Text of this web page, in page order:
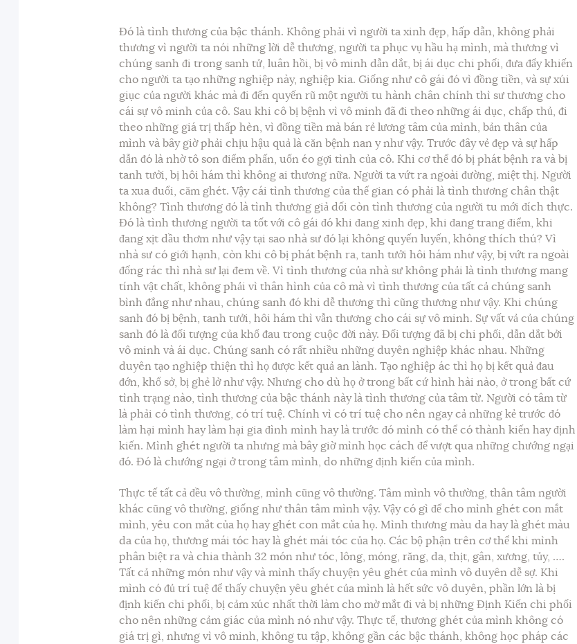
Đó là tình thương của bậc thánh. Không phải vì người ta xinh đẹp, hấp dẫn, không phải
thương vì người ta nói những lời dễ thương, người ta phục vụ hầu hạ mình, mà thương vì
chúng sanh đi trong sanh tử, luân hồi, bị vô minh dẫn dắt, bị ái dục chi phối, đưa đẩy khiến
cho người ta tạo những nghiệp này, nghiệp kia. Giống như cô gái đó vì đồng tiền, và sự xúi
giục của người khác mà đi đến quyến rũ một người tu hành chân chính thì sư thương cho
cái sự vô minh của cô. Sau khi cô bị bệnh vì vô minh đã đi theo những ái dục, chấp thủ, đi
theo những giá trị thấp hèn, vì đồng tiền mà bán rẻ lương tâm của mình, bản thân của
mình và bây giờ phải chịu hậu quả là căn bệnh nan y như vậy. Trước đây vẻ đẹp và sự hấp
dẫn đó là nhờ tô son điểm phấn, uốn éo gợi tình của cô. Khi cơ thể đó bị phát bệnh ra và bị
tanh tưởi, bị hôi hám thì không ai thương nữa. Người ta vứt ra ngoài đường, miệt thị. Người
ta xua đuổi, căm ghét. Vậy cái tình thương của thế gian có phải là tình thương chân thật
không? Tình thương đó là tình thương giả dối còn tình thương của người tu mới đích thực.
Đó là tình thương người ta tốt với cô gái đó khi đang xinh đẹp, khi đang trang điểm, khi
đang xịt dầu thơm như vậy tại sao nhà sư đó lại không quyến luyến, không thích thú? Vì
nhà sư có giới hạnh, còn khi cô bị phát bệnh ra, tanh tưởi hôi hám như vậy, bị vứt ra ngoài
đống rác thì nhà sư lại đem về. Vì tình thương của nhà sư không phải là tình thương mang
tính vật chất, không phải vì thân hình của cô mà vì tình thương của tất cả chúng sanh
bình đẳng như nhau, chúng sanh đó khi dễ thương thì cũng thương như vậy. Khi chúng
sanh đó bị bệnh, tanh tưởi, hôi hám thì vẫn thương cho cái sự vô minh. Sự vất vả của chúng
sanh đó là đối tượng của khổ đau trong cuộc đời này. Đối tượng đã bị chi phối, dẫn dắt bởi
vô minh và ái dục. Chúng sanh có rất nhiều những duyên nghiệp khác nhau. Những
duyên tạo nghiệp thiện thì họ được kết quả an lành. Tạo nghiệp ác thì họ bị kết quả đau
đớn, khổ sở, bị ghẻ lở như vậy. Nhưng cho dù họ ở trong bất cứ hình hài nào, ở trong bất cứ
tình trạng nào, tình thương của bậc thánh này là tình thương của tâm từ. Người có tâm từ
là phải có tình thương, có trí tuệ. Chính vì có trí tuệ cho nên ngay cả những kẻ trước đó
làm hại mình hay làm hại gia đình mình hay là trước đó mình có thể có thành kiến hay định
kiến. Mình ghét người ta nhưng mà bây giờ mình học cách để vượt qua những chướng ngại
đó. Đó là chướng ngại ở trong tâm mình, do những định kiến của mình.
Thực tế tất cả đều vô thường, mình cũng vô thường. Tâm mình vô thường, thân tâm người
khác cũng vô thường, giống như thân tâm mình vậy. Vậy có gì để cho mình ghét con mắt
mình, yêu con mắt của họ hay ghét con mắt của họ. Mình thương màu da hay là ghét màu
da của họ, thương mái tóc hay là ghét mái tóc của họ. Các bộ phận trên cơ thể khi mình
phân biệt ra và chia thành 32 món như tóc, lông, móng, răng, da, thịt, gân, xương, tủy, ….
Tất cả những món như vậy và mình thấy chuyện yêu ghét của mình vô duyên dễ sợ. Khi
mình có đủ trí tuệ để thấy chuyện yêu ghét của mình là hết sức vô duyên, phần lớn là bị
định kiến chi phối, bị cảm xúc nhất thời làm cho mờ mắt đi và bị những Định Kiến chi phối
cho nên những cảm giác của mình nó như vậy. Thực tế, thương ghét của mình không có
giá trị gì, nhưng vì vô minh, không tu tập, không gần các bậc thánh, không học pháp các